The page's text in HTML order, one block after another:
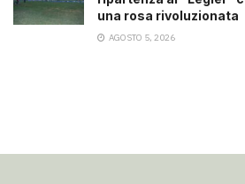
una rosa rivoluzionata
AGOSTO 5, 2026